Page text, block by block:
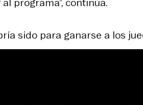
sido para ganarse a los